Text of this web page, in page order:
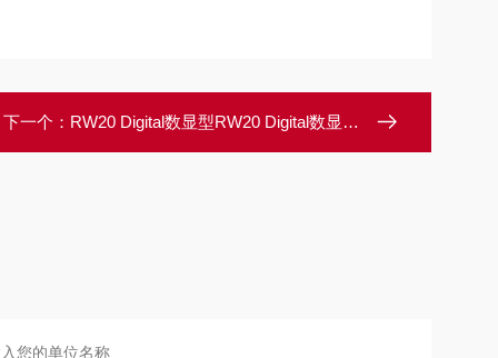
下一个： RW20 Digital数显型RW20 Digital数显型顶置式搅拌器